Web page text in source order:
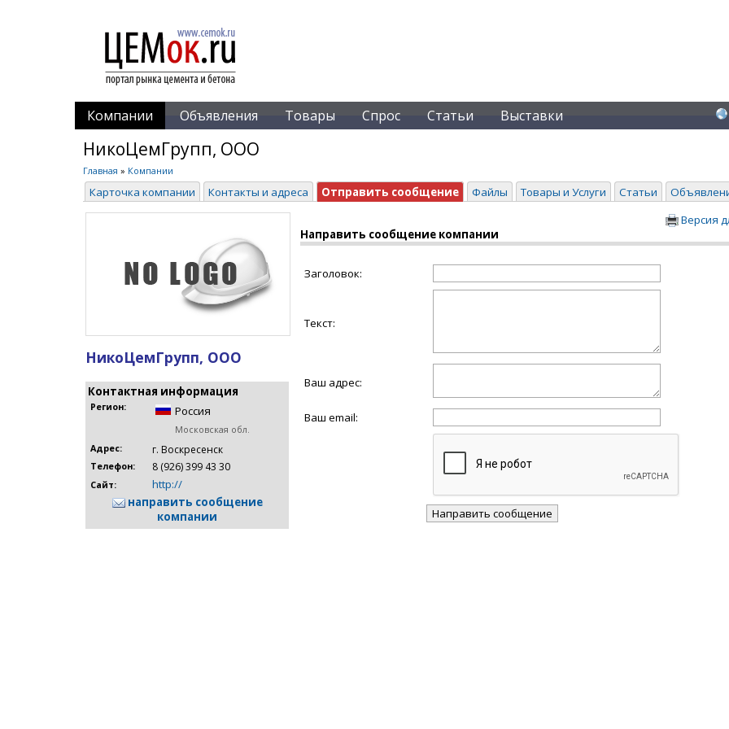
Компании Объявления Товары Спрос Статьи Выставки
НикоЦемГрупп, ООО
Главная » Компании
Карточка компании Контакты и адреса Отправить сообщение Файлы Товары и Услуги Статьи
НикоЦемГрупп, ООО
Контактная информация
Регион: Россия
Московская обл.
Адрес:
г. Воскресенск
Телефон: 8 (926) 399 43 30
Сайт:
http://
направить сообщение
компании
Версия
Направить сообщение компании
Заголовок:
Текст:
Ваш адрес:
Ваш email: